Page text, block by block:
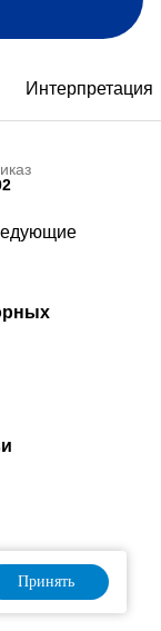
Интерпретация
UA)
Принять